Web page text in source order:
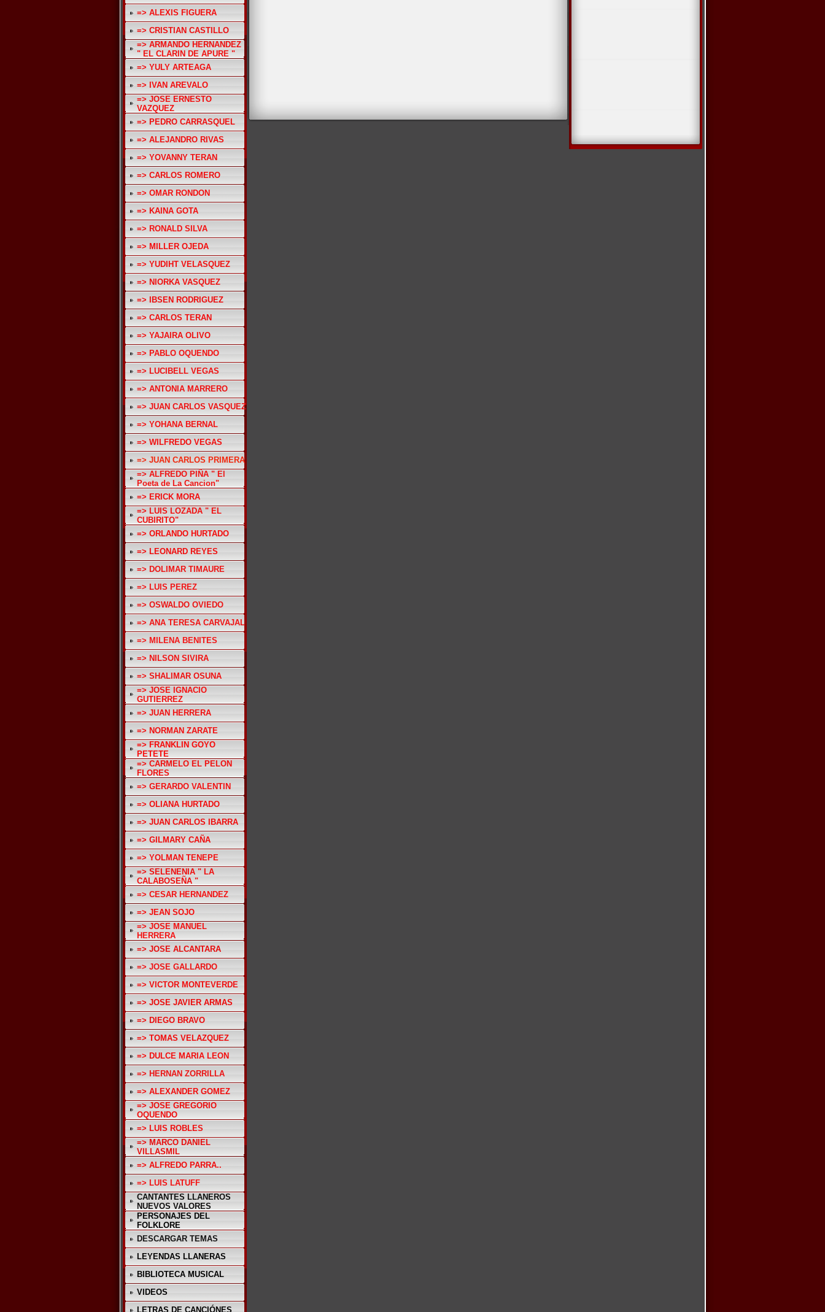
=> ALEXIS FIGUERA
=> CRISTIAN CASTILLO
=> ARMANDO HERNANDEZ
" EL CLARIN DE APURE "
=> YULY ARTEAGA
=> IVAN AREVALO
=> JOSE ERNESTO
VAZQUEZ
=> PEDRO CARRASQUEL
=> ALEJANDRO RIVAS
=> YOVANNY TERAN
=> CARLOS ROMERO
=> OMAR RONDON
=> KAINA GOTA
=> RONALD SILVA
=> MILLER OJEDA
=> YUDIHT VELASQUEZ
=> NIORKA VASQUEZ
=> IBSEN RODRIGUEZ
=> CARLOS TERAN
=> YAJAIRA OLIVO
=> PABLO OQUENDO
=> LUCIBELL VEGAS
=> ANTONIA MARRERO
=> JUAN CARLOS VASQUEZ
=> YOHANA BERNAL
=> WILFREDO VEGAS
=> JUAN CARLOS PRIMERA
=> ALFREDO PIÑA " El
Poeta de La Cancion"
=> ERICK MORA
=> LUIS LOZADA " EL
CUBIRITO"
=> ORLANDO HURTADO
=> LEONARD REYES
=> DOLIMAR TIMAURE
=> LUIS PEREZ
=> OSWALDO OVIEDO
=> ANA TERESA CARVAJAL
=> MILENA BENITES
=> NILSON SIVIRA
=> SHALIMAR OSUNA
=> JOSE IGNACIO
GUTIERREZ
=> JUAN HERRERA
=> NORMAN ZARATE
=> FRANKLIN GOYO
PETETE
=> CARMELO EL PELON
FLORES
=> GERARDO VALENTIN
=> OLIANA HURTADO
=> JUAN CARLOS IBARRA
=> GILMARY CAÑA
=> YOLMAN TENEPE
=> SELENENIA " LA
CALABOSEÑA "
=> CESAR HERNANDEZ
=> JEAN SOJO
=> JOSE MANUEL
HERRERA
=> JOSE ALCANTARA
=> JOSE GALLARDO
=> VICTOR MONTEVERDE
=> JOSE JAVIER ARMAS
=> DIEGO BRAVO
=> TOMAS VELAZQUEZ
=> DULCE MARIA LEON
=> HERNAN ZORRILLA
=> ALEXANDER GOMEZ
=> JOSE GREGORIO
OQUENDO
=> LUIS ROBLES
=> MARCO DANIEL
VILLASMIL
=> ALFREDO PARRA..
=> LUIS LATUFF
CANTANTES LLANEROS
NUEVOS VALORES
PERSONAJES DEL
FOLKLORE
DESCARGAR TEMAS
LEYENDAS LLANERAS
BIBLIOTECA MUSICAL
VIDEOS
LETRAS DE CANCIÓNES